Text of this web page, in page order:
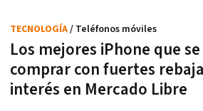
Los mejores iPhone que
comprar con fuertes
interés en Mercado Libre
TECNOLOGÍA/ Teléfonos móviles